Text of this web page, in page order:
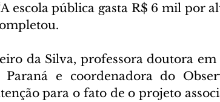
escola pública gasta R$ 6 mil por
da Silva, professora doutora em
Paraná e coordenadora do
para o fato de o projeto